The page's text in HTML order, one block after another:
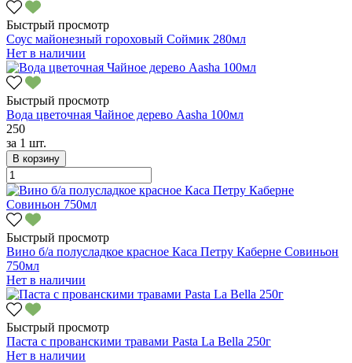
Быстрый просмотр
Соус майонезный гороховый Соймик 280мл
Нет в наличии
Быстрый просмотр
Вода цветочная Чайное дерево Aasha 100мл
250
за 1 шт.
В корзину
Быстрый просмотр
Вино б/а полусладкое красное Каса Петру Каберне Совиньон
750мл
Нет в наличии
Быстрый просмотр
Паста с прованскими травами Pasta La Bella 250г
Нет в наличии